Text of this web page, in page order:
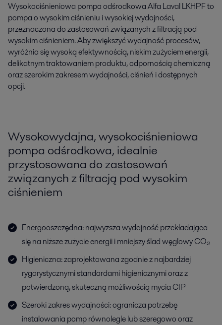
Wysokociśnieniowa pompa odśrodkowa Alfa Laval LKHPF to
pompa o wysokim ciśnieniu i wysokiej wydajności,
przeznaczona do zastosowań związanych z filtracją pod
wysokim ciśnieniem. Aby zwiększyć wydajność procesów,
wyróżnia się wysoką efektywnością, niskim zużyciem energii,
delikatnym traktowaniem produktu, odpornością chemiczną
oraz szerokim zakresem wydajności, ciśnień i dostępnych
opcji.
Wysokowydajna, wysokociśnieniowa
pompa odśrodkowa, idealnie
przystosowana do zastosowań
związanych z filtracją pod wysokim
ciśnieniem
Energooszczędna: najwyższa wydajność przekładająca
się na niższe zużycie energii i mniejszy ślad węglowy CO₂
Higieniczna: zaprojektowana zgodnie z najbardziej
rygorystycznymi standardami higienicznymi oraz z
potwierdzoną, skuteczną możliwością mycia CIP
Szeroki zakres wydajności: ogranicza potrzebę
instalowania pomp równolegle lub szeregowo oraz